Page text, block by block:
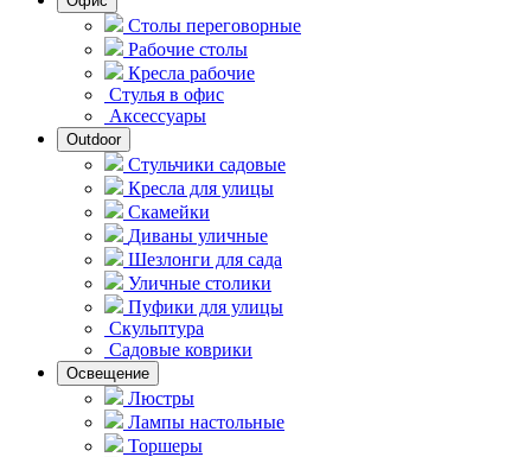
Столы переговорные
Рабочие столы
Кресла рабочие
Стулья в офис
Аксессуары
Outdoor
Стульчики садовые
Кресла для улицы
Скамейки
Диваны уличные
Шезлонги для сада
Уличные столики
Пуфики для улицы
Скульптура
Садовые коврики
Освещение
Люстры
Лампы настольные
Торшеры